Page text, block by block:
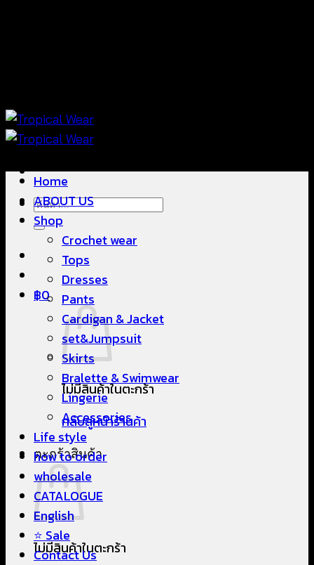
ค้นหา:
฿0
ไม่มีสินค้าในตะกร้า
กลับสู่หน้าร้านค้า
ตะกร้าสินค้า
ไม่มีสินค้าในตะกร้า
Home
ABOUT US
Shop
Crochet wear
Tops
Dresses
Pants
Cardigan & Jacket
set&Jumpsuit
Skirts
Bralette & Swimwear
Lingerie
Accessories
Life style
how to order
wholesale
CATALOGUE
English
⭐ Sale
Contact Us